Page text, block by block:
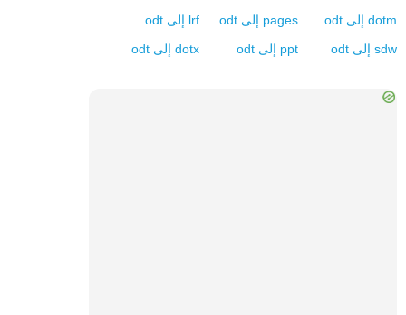
dotm إلى odt
pages إلى odt
lrf إلى odt
sdw إلى odt
ppt إلى odt
dotx إلى odt